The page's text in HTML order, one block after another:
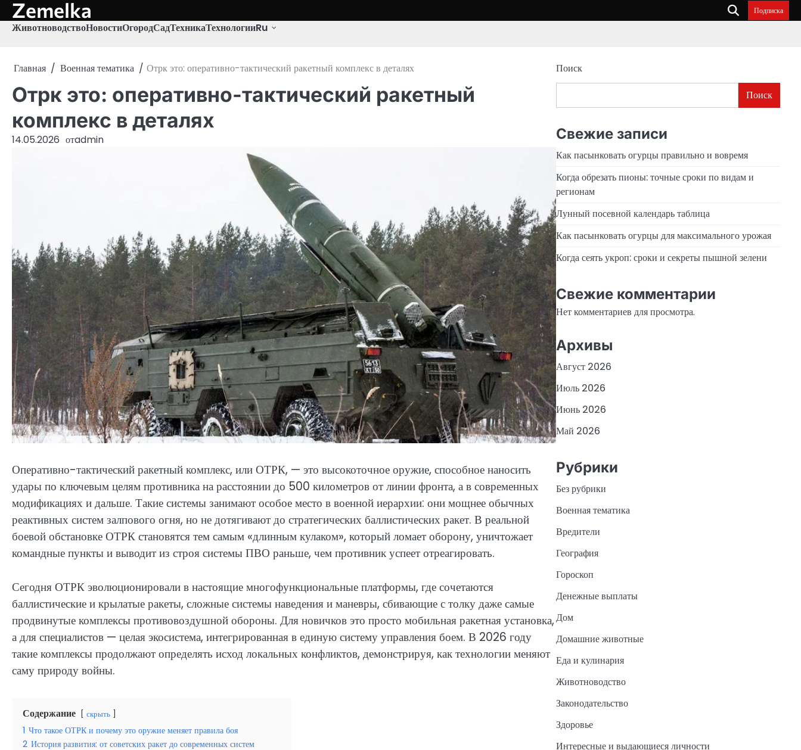
Перейти
к
содержимому
Zemelka Подписка
ЖивотноводствоНовостиОгородСадТехникаТехнологииRu
Главная Военная тематика Отрк это: оперативно-тактический ракетный комплекс в деталях
Отрк это: оперативно-тактический ракетный
комплекс в деталях
14.05.2026 отadmin
Оперативно-тактический ракетный комплекс, или ОТРК, — это высокоточное оружие, способное наносить
удары по ключевым целям противника на расстоянии до 500 километров от линии фронта, а в современных
модификациях и дальше. Такие системы занимают особое место в военной иерархии: они мощнее обычных
реактивных систем залпового огня, но не дотягивают до стратегических баллистических ракет. В реальной
боевой обстановке ОТРК становятся тем самым «длинным кулаком», который ломает оборону, уничтожает
командные пункты и выводит из строя системы ПВО раньше, чем противник успеет отреагировать.
Сегодня ОТРК эволюционировали в настоящие многофункциональные платформы, где сочетаются
баллистические и крылатые ракеты, сложные системы наведения и маневры, сбивающие с толку даже самые
продвинутые комплексы противовоздушной обороны. Для новичков это просто мобильная ракетная установка,
а для специалистов — целая экосистема, интегрированная в единую систему управления боем. В 2026 году
такие комплексы продолжают определять исход локальных конфликтов, демонстрируя, как технологии меняют
саму природу войны.
Содержание скрыть
1 Что такое ОТРК и почему это оружие меняет правила боя
2 История развития: от советских ракет до современных систем
Поиск
Поиск
Свежие записи
Как пасынковать огурцы правильно и вовремя
Когда обрезать пионы: точные сроки по видам и
регионам
Лунный посевной календарь таблица
Как пасынковать огурцы для максимального урожая
Когда сеять укроп: сроки и секреты пышной зелени
Свежие комментарии
Нет комментариев для просмотра.
Архивы
Август 2026
Июль 2026
Июнь 2026
Май 2026
Рубрики
Без рубрики
Военная тематика
Вредители
География
Гороскоп
Денежные выплаты
Дом
Домашние животные
Еда и кулинария
Животноводство
Законодательство
Здоровье
Интересные и выдающиеся личности